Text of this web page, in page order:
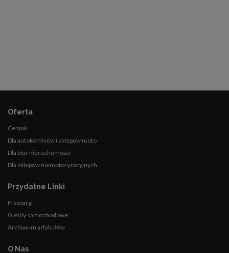
Oferta
Cennik
Dla autokomisów i sklepów moto
Dla biur nieruchomości
Dla sklepów niemotoryzacyjnych
Przydatne Linki
Przetargi
Giełdy samochodowe
Archiwum artykułów
O Nas